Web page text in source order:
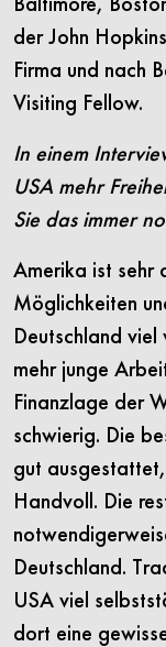
der John
Firma und nach
Visiting Fellow.
In einem
USA mehr
Sie das immer
Amerika ist sehr
Möglichkeiten
Deutschland
mehr junge
Finanzlage der
schwierig. Die
gut
Handvoll. Die
Deutschland.
USA viel
dort eine